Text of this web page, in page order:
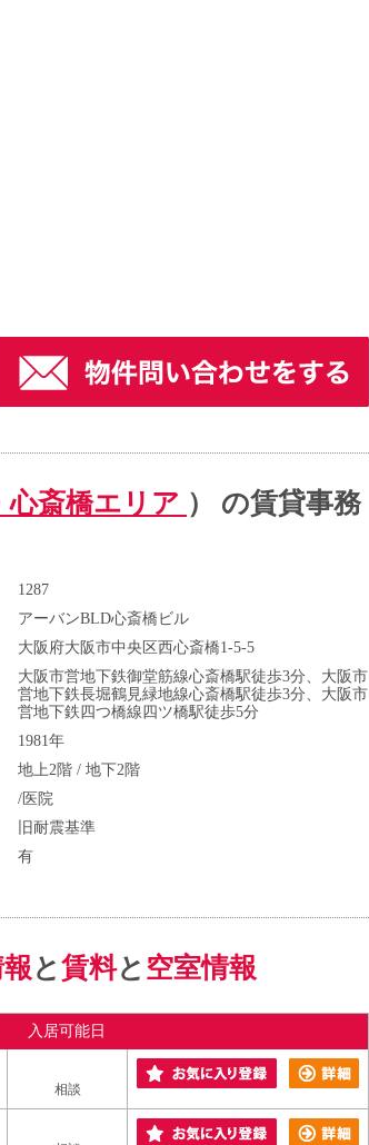
心斎橋エリア ） の賃貸事務
1287
アーバンBLD心斎橋ビル
大阪府大阪市中央区西心斎橋1-5-5
大阪市営地下鉄御堂筋線心斎橋駅徒歩3分、大阪市
営地下鉄長堀鶴見緑地線心斎橋駅徒歩3分、大阪市
営地下鉄四つ橋線四ツ橋駅徒歩5分
1981年
地上2階 / 地下2階
/医院
旧耐震基準
有
と賃料と 空室情報
入居可能日
相談